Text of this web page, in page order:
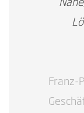
Franz-